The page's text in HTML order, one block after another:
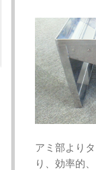
アミ部より
り、効率的